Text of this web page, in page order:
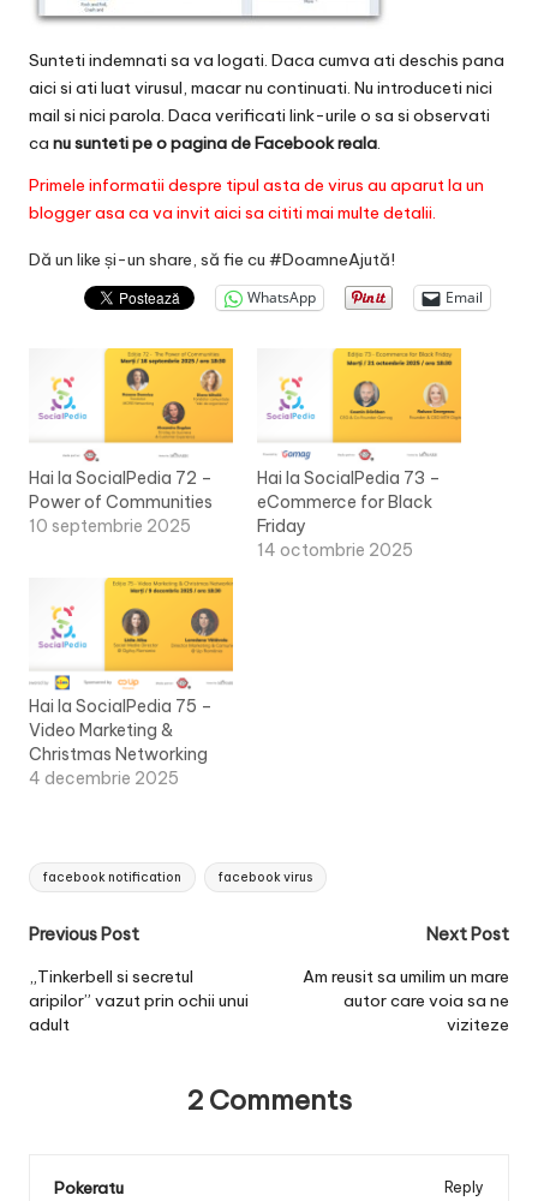
Sunteti indemnati sa va logati. Daca cumva ati deschis pana
aici si ati luat virusul, macar nu continuati. Nu introduceti nici
mail si nici parola. Daca verificati link-urile o sa si observati
ca nu sunteti pe o pagina de Facebook reala.
Primele informatii despre tipul asta de virus au aparut la un
blogger asa ca va invitaici sa cititi mai multe detalii.
Dă un like și-un share, să fie cu #DoamneAjută!
WhatsApp Email
Hai la SocialPedia 72 –
Power of Communities
10 septembrie 2025
Hai la SocialPedia 73 –
eCommerce for Black
Friday
14 octombrie 2025
Hai la SocialPedia 75 –
Video Marketing &
Christmas Networking
4 decembrie 2025
Tags:
facebook notification facebook virus
Post
navigation
Previous Post
„Tinkerbell si secretul
aripilor” vazut prin ochii unui
adult
Next Post
Am reusit sa umilim un mare
autor care voia sa ne
viziteze
2 Comments
Pokeratu
Reply